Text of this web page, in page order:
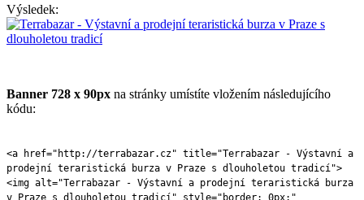
Výsledek:
Banner 728 x 90px na stránky umístíte vložením následujícího
kódu:
<a href="http://terrabazar.cz" title="Terrabazar - Výstavní a
prodejní teraristická burza v Praze s dlouholetou tradicí">
<img alt="Terrabazar - Výstavní a prodejní teraristická burza
v Praze s dlouholetou tradicí" style="border: 0px;"